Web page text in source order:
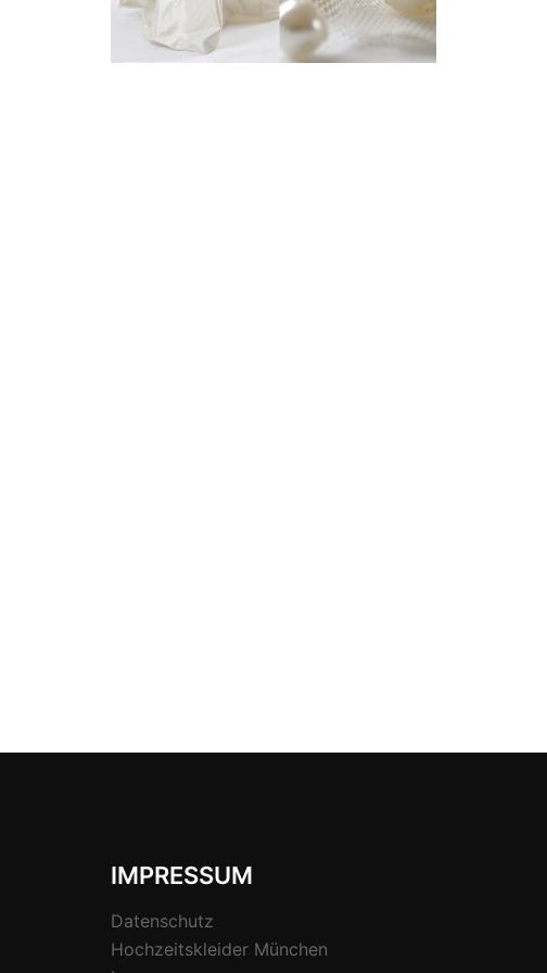
IMPRESSUM
Datenschutz
Hochzeitskleider München